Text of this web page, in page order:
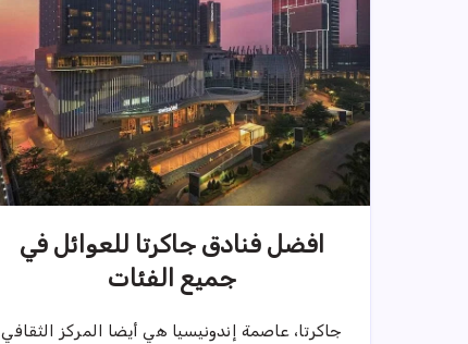
افضل فنادق جاكرتا للعوائل في
جميع الفئات
جاكرتا، عاصمة إندونيسيا هي أيضا المركز الثقافي